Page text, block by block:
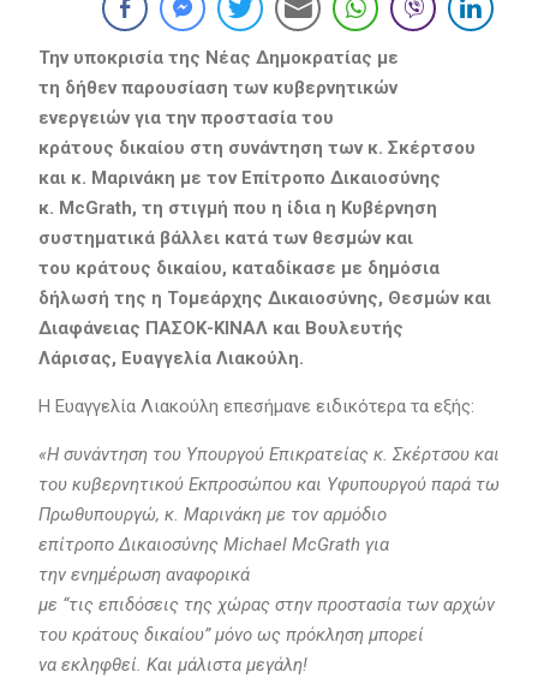
Την υποκρισία της Νέας Δημοκρατίας με
τη δήθεν παρουσίαση των κυβερνητικών
ενεργειών για την προστασία του
κράτους δικαίου στη συνάντηση των κ. Σκέρτσου
και κ. Μαρινάκη με τον Επίτροπο Δικαιοσύνης
κ. McGrath, τη στιγμή που η ίδια η Κυβέρνηση
συστηματικά βάλλει κατά των θεσμών και
του κράτους δικαίου, καταδίκασε με δημόσια
δήλωσή της η Τομεάρχης Δικαιοσύνης, Θεσμών και
Διαφάνειας ΠΑΣΟΚ-ΚΙΝΑΛ και Βουλευτής
Λάρισας, Ευαγγελία Λιακούλη.
Η Ευαγγελία Λιακούλη επεσήμανε ειδικότερα τα εξής:
«Η συνάντηση του Υπουργού Επικρατείας κ. Σκέρτσου και
του κυβερνητικού Εκπροσώπου και Υφυπουργού παρά τω
Πρωθυπουργώ, κ. Μαρινάκη με τον αρμόδιο
επίτροπο Δικαιοσύνης Michael McGrath για
την ενημέρωση αναφορικά
με “τις επιδόσεις της χώρας στην προστασία των αρχών
του κράτους δικαίου” μόνο ως πρόκληση μπορεί
να εκληφθεί. Και μάλιστα μεγάλη!